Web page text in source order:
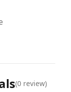
(0 review)